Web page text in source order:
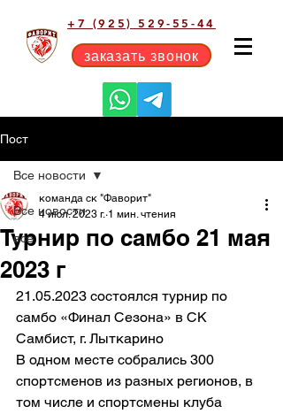
+7 (925) 529-55-44
заказать звонок
Пост
Все новости
все
Все новости
Турнир по самбо 21 мая
2023 г
команда ск "Фаворит"
4 июл. 2023 г. 1 мин. чтения
21.05.2023 состоялся турнир по
самбо «Финал Сезона» в СК
Самбист, г. Лыткарино
В одном месте собрались 300
спортсменов из разных регионов, в
том числе и спортсмены клуба